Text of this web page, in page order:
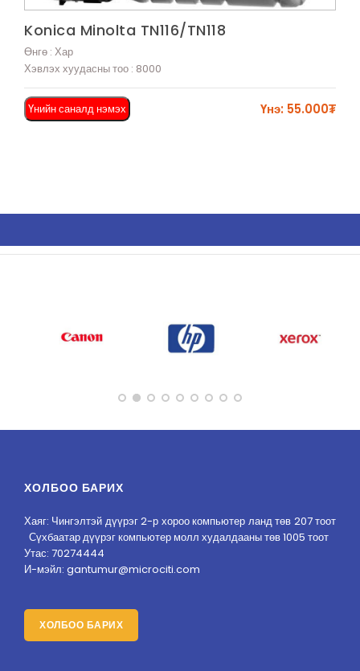
Харах
Konica Minolta TN116/TN118
Өнгө : Хар
Хэвлэх хуудасны тоо : 8000
Үнийн саналд нэмэх Үнэ: 55.000₮
ХОЛБОО БАРИХ
Хаяг: Чингэлтэй дүүрэг 2-р хороо компьютер ланд төв 207 тоот
Сүхбаатар дүүрэг компьютер молл худалдааны төв 1005 тоот
Утас: 70274444
И-мэйл: gantumur@microciti.com
ХОЛБОО БАРИХ